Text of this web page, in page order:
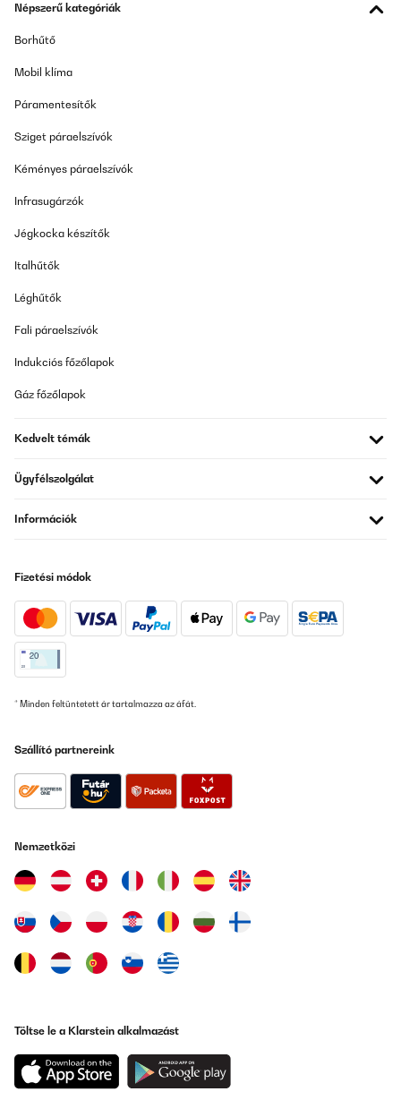
Népszerű kategóriák
Borhűtő
Mobil klíma
Páramentesítők
Sziget páraelszívók
Kéményes páraelszívók
Infrasugárzók
Jégkocka készítők
Italhűtők
Léghűtők
Fali páraelszívók
Indukciós főzőlapok
Gáz főzőlapok
Kedvelt témák
Ügyfélszolgálat
Információk
Fizetési módok
* Minden feltüntetett ár tartalmazza az áfát.
Szállító partnereink
Nemzetközi
Töltse le a Klarstein alkalmazást